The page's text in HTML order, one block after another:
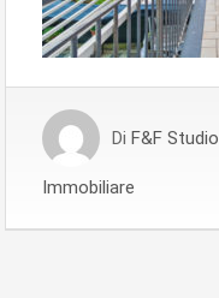
Di F&F Studio
Immobiliare